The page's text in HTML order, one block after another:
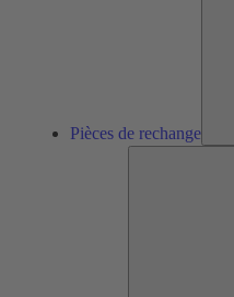
Pièces de rechange